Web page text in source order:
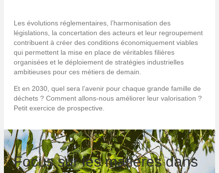
Les évolutions réglementaires, l’harmonisation des
législations, la concertation des acteurs et leur regroupement
contribuent à créer des conditions économiquement viables
qui permettent la mise en place de véritables filières
organisées et le déploiement de stratégies industrielles
ambitieuses pour ces métiers de demain.
Et en 2030, quel sera l’avenir pour chaque grande famille de
déchets ? Comment allons-nous améliorer leur valorisation ?
Petit exercice de prospective.
Focus sur les matières dans